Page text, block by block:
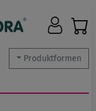
Produktformen